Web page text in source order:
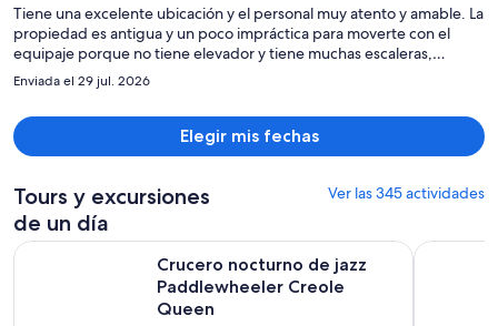
$483
por
persona
Tiene una excelente ubicación y el personal muy atento y amable. La
propiedad es antigua y un poco impráctica para moverte con el
equipaje porque no tiene elevador y tiene muchas escaleras,
habitaciones en diferentes niveles y no hay una secuencia lógica en
la numeración de las habitaciones. Nuestra habitación era pequeña,
sobretodo la ducha, Sin embargo contaba con todo lo necesario
para tener una muy buena estancia
Enviada el 29 jul. 2026
Elegir mis fechas
Tours y excursiones
de un día
Ver las 345 actividades
Crucero nocturno de jazz
Paddlewheeler Creole
Queen
Crucero nocturno de jazz Paddlewheeler Creole Queen Se
Recorrido